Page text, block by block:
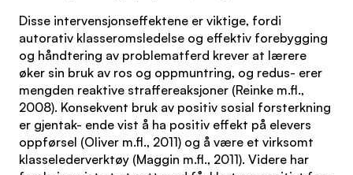
Disse intervensjonseffektene er viktige, fordi
autorativ klasseromsledelse og effektiv forebygging
og håndtering av problematferd krever at lærere
øker sin bruk av ros og oppmuntring, og redus- erer
mengden reaktive straffereaksjoner (Reinke m.fl.,
2008). Konsekvent bruk av positiv sosial forsterkning
er gjentak- ende vist å ha positiv effekt på elevers
oppførsel (Oliver m.fl., 2011) og å være et virksomt
klasselederverktøy (Maggin m.fl., 2011). Videre har